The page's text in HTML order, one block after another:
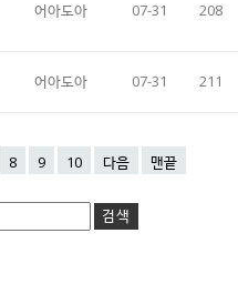
어아도아 07-31 208
어아도아 07-31 211
8 9 10 다음 맨끝